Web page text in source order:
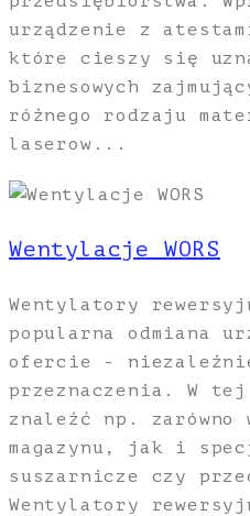
urządzenie z
które cieszy się
biznesowych
różnego rodzaju
laserow...
Wentylacje WORS
Wentylatory
popularna odmiana
ofercie -
przeznaczenia. W
znaleźć np. zarówno
magazynu, jak i
suszarnicze czy
Wentylatory